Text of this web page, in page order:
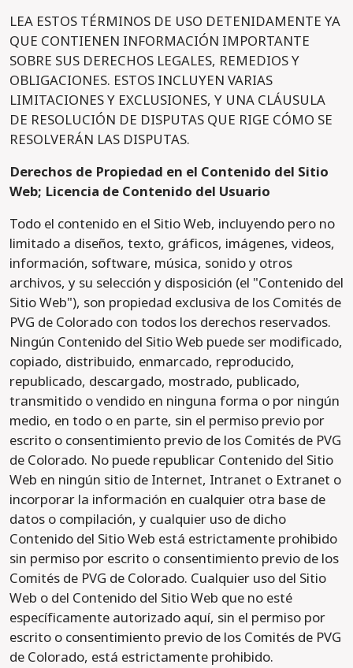
LEA ESTOS TÉRMINOS DE USO DETENIDAMENTE YA
QUE CONTIENEN INFORMACIÓN IMPORTANTE
SOBRE SUS DERECHOS LEGALES, REMEDIOS Y
OBLIGACIONES. ESTOS INCLUYEN VARIAS
LIMITACIONES Y EXCLUSIONES, Y UNA CLÁUSULA
DE RESOLUCIÓN DE DISPUTAS QUE RIGE CÓMO SE
RESOLVERÁN LAS DISPUTAS.
Derechos de Propiedad en el Contenido del Sitio
Web; Licencia de Contenido del Usuario
Todo el contenido en el Sitio Web, incluyendo pero no
limitado a diseños, texto, gráficos, imágenes, videos,
información, software, música, sonido y otros
archivos, y su selección y disposición (el "Contenido del
Sitio Web"), son propiedad exclusiva de los Comités de
PVG de Colorado con todos los derechos reservados.
Ningún Contenido del Sitio Web puede ser modificado,
copiado, distribuido, enmarcado, reproducido,
republicado, descargado, mostrado, publicado,
transmitido o vendido en ninguna forma o por ningún
medio, en todo o en parte, sin el permiso previo por
escrito o consentimiento previo de los Comités de PVG
de Colorado. No puede republicar Contenido del Sitio
Web en ningún sitio de Internet, Intranet o Extranet o
incorporar la información en cualquier otra base de
datos o compilación, y cualquier uso de dicho
Contenido del Sitio Web está estrictamente prohibido
sin permiso por escrito o consentimiento previo de los
Comités de PVG de Colorado. Cualquier uso del Sitio
Web o del Contenido del Sitio Web que no esté
específicamente autorizado aquí, sin el permiso por
escrito o consentimiento previo de los Comités de PVG
de Colorado, está estrictamente prohibido.